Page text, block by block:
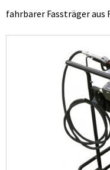
fahrbarer Fassträger